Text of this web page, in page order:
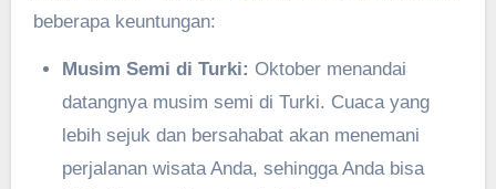
beberapa keuntungan:
Musim Semi di Turki: Oktober menandai
datangnya musim semi di Turki. Cuaca yang
lebih sejuk dan bersahabat akan menemani
perjalanan wisata Anda, sehingga Anda bisa